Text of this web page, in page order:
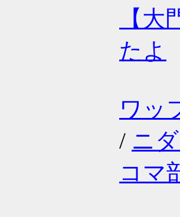
【大
たよ
ワッ
/ ニ
コマ